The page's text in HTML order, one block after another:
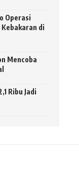
Operasi
di
Mencoba
Ribu Jadi